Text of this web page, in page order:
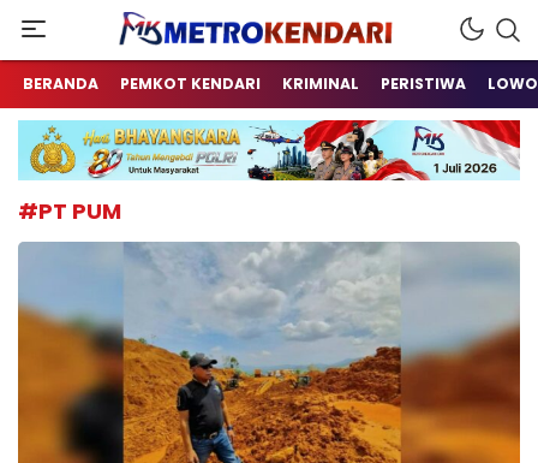
metrokendari
Berita Terkini Sulawesi Tenggara
BERANDA PEMKOT KENDARI KRIMINAL PERISTIWA
#PT PUM